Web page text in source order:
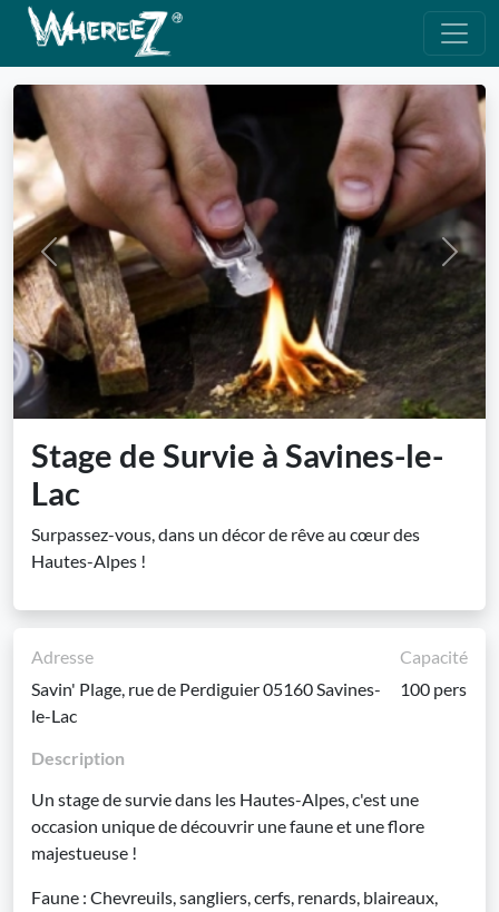
Previous Next
Stage de Survie à Savines-le-
Lac
Surpassez-vous, dans un décor de rêve au cœur des
Hautes-Alpes !
Adresse
Savin' Plage, rue de Perdiguier 05160 Savines-
le-Lac
Capacité
100 pers
Description
Un stage de survie dans les Hautes-Alpes, c'est une
occasion unique de découvrir une faune et une flore
majestueuse !
Faune : Chevreuils, sangliers, cerfs, renards, blaireaux,